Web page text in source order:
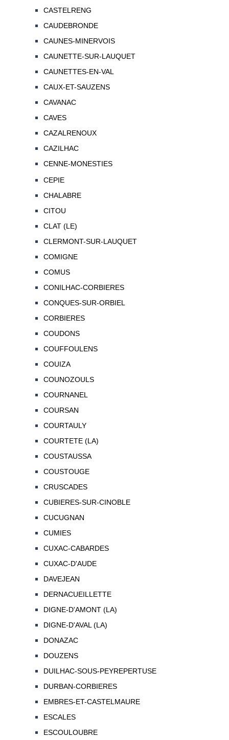
CASTELRENG
CAUDEBRONDE
CAUNES-MINERVOIS
CAUNETTE-SUR-LAUQUET
CAUNETTES-EN-VAL
CAUX-ET-SAUZENS
CAVANAC
CAVES
CAZALRENOUX
CAZILHAC
CENNE-MONESTIES
CEPIE
CHALABRE
CITOU
CLAT (LE)
CLERMONT-SUR-LAUQUET
COMIGNE
COMUS
CONILHAC-CORBIERES
CONQUES-SUR-ORBIEL
CORBIERES
COUDONS
COUFFOULENS
COUIZA
COUNOZOULS
COURNANEL
COURSAN
COURTAULY
COURTETE (LA)
COUSTAUSSA
COUSTOUGE
CRUSCADES
CUBIERES-SUR-CINOBLE
CUCUGNAN
CUMIES
CUXAC-CABARDES
CUXAC-D'AUDE
DAVEJEAN
DERNACUEILLETTE
DIGNE-D'AMONT (LA)
DIGNE-D'AVAL (LA)
DONAZAC
DOUZENS
DUILHAC-SOUS-PEYREPERTUSE
DURBAN-CORBIERES
EMBRES-ET-CASTELMAURE
ESCALES
ESCOULOUBRE